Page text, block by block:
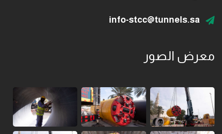
info-stcc@tunnels.sa
معرض الصور